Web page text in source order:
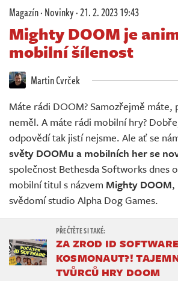
Redakce
Živě
Magazín·Novinky·21. 2. 2023 19:43
Mighty DOOM je
mobilní šílenost
Martin Cvrček
Máte rádi DOOM? Samozřejmě
neměl. A máte rádi mobilní hry?
odpovědí tak jistí nejsme. Ale ať se
světy DOOMu a mobilních her se
společnost Bethesda Softworks dnes
mobilní titul s názvem Mighty DOOM,
svědomí studio Alpha Dog Games.
ZA ZROD ID
KOSMONAUT?!
TVŮRCŮ HRY DOOM